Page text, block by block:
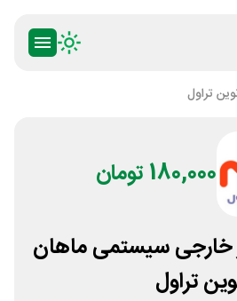
تراول
180,000 تومان
خارجی سیستمی ماهان
تراول